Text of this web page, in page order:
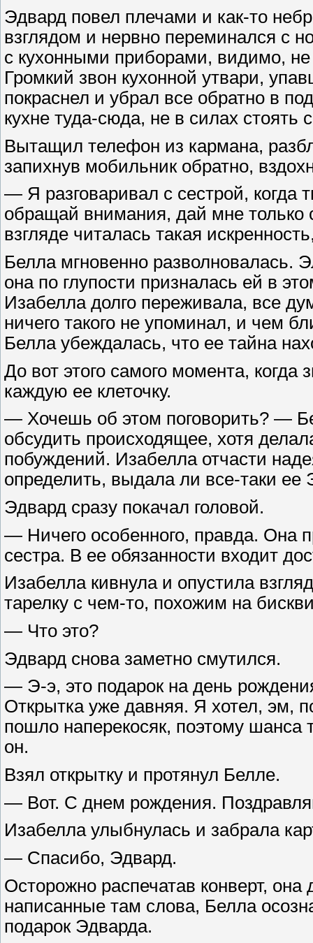
Эдвард повел плечами и как-то
взглядом и нервно переминался с
с кухонными приборами, видимо, не
Громкий звон кухонной утвари,
покраснел и убрал все обратно в
кухне туда-сюда, не в силах стоять
Вытащил телефон из кармана,
запихнув мобильник обратно,
— Я разговаривал с сестрой,
обращай внимания, дай мне
взгляде читалась такая
Белла мгновенно разволновалась.
она по глупости призналась ей в
Изабелла долго переживала, все
ничего такого не упоминал, и чем
Белла убеждалась, что ее тайна
До вот этого самого момента, когда
каждую ее клеточку.
— Хочешь об этом поговорить? —
обсудить происходящее, хотя
побуждений. Изабелла отчасти
определить, выдала ли все-таки ее
Эдвард сразу покачал головой.
— Ничего особенного, правда. Она
сестра. В ее обязанности входит
Изабелла кивнула и опустила
тарелку с чем-то, похожим на
— Что это?
Эдвард снова заметно смутился.
— Э-э, это подарок на день
Открытка уже давняя. Я хотел, эм,
пошло наперекосяк, поэтому
он.
Взял открытку и протянул Белле.
— Вот. С днем рождения.
Изабелла улыбнулась и забрала
— Спасибо, Эдвард.
Осторожно распечатав конверт, она
написанные там слова, Белла
подарок Эдварда.